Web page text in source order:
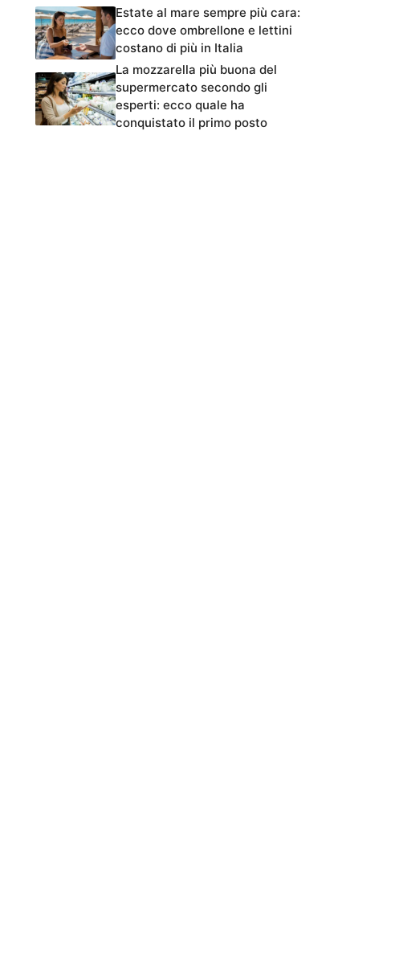
Estate al mare sempre più cara:
ecco dove ombrellone e lettini
costano di più in Italia
La mozzarella più buona del
supermercato secondo gli
esperti: ecco quale ha
conquistato il primo posto